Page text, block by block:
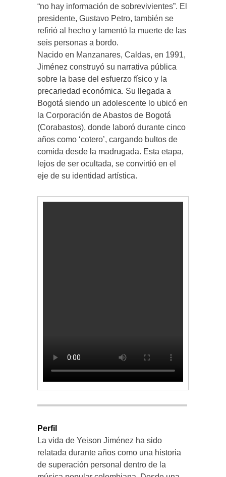
“no hay información de sobrevivientes”. El
presidente, Gustavo Petro, también se
refirió al hecho y lamentó la muerte de las
seis personas a bordo.
Nacido en Manzanares, Caldas, en 1991,
Jiménez construyó su narrativa pública
sobre la base del esfuerzo físico y la
precariedad económica. Su llegada a
Bogotá siendo un adolescente lo ubicó en
la Corporación de Abastos de Bogotá
(Corabastos), donde laboró durante cinco
años como ‘cotero’, cargando bultos de
comida desde la madrugada. Esta etapa,
lejos de ser ocultada, se convirtió en el
eje de su identidad artística.
Perfil
La vida de Yeison Jiménez ha sido
relatada durante años como una historia
de superación personal dentro de la